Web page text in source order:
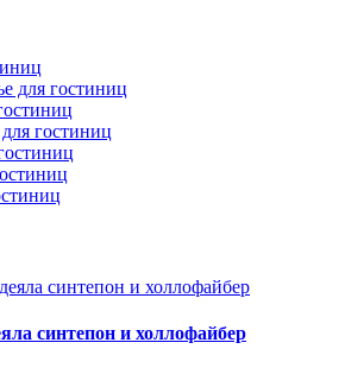
для гостиниц
гостиниц
синтепон и холлофайбер